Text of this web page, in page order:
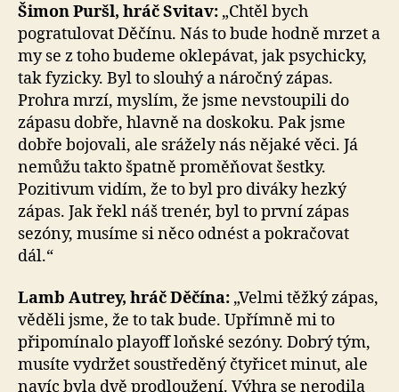
Šimon Puršl, hráč Svitav: „Chtěl bych
pogratulovat Děčínu. Nás to bude hodně mrzet a
my se z toho budeme oklepávat, jak psychicky,
tak fyzicky. Byl to slouhý a náročný zápas.
Prohra mrzí, myslím, že jsme nevstoupili do
zápasu dobře, hlavně na doskoku. Pak jsme
dobře bojovali, ale srážely nás nějaké věci. Já
nemůžu takto špatně proměňovat šestky.
Pozitivum vidím, že to byl pro diváky hezký
zápas. Jak řekl náš trenér, byl to první zápas
sezóny, musíme si něco odnést a pokračovat
dál.“
Lamb Autrey, hráč Děčína: „Velmi těžký zápas,
věděli jsme, že to tak bude. Upřímně mi to
připomínalo playoff loňské sezóny. Dobrý tým,
musíte vydržet soustředěný čtyřicet minut, ale
navíc byla dvě prodloužení. Výhra se nerodila